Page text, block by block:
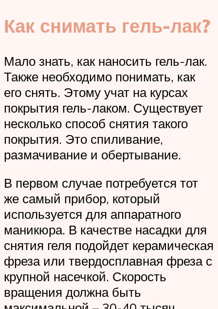
Как снимать гель-лак?
Мало знать, как наносить гель-лак.
Также необходимо понимать, как
его снять. Этому учат на курсах
покрытия гель-лаком. Существует
несколько способ снятия такого
покрытия. Это спиливание,
размачивание и обертывание.
В первом случае потребуется тот
же самый прибор, который
используется для аппаратного
маникюра. В качестве насадки для
снятия геля подойдет керамическая
фреза или твердосплавная фреза с
крупной насечкой. Скорость
вращения должна быть